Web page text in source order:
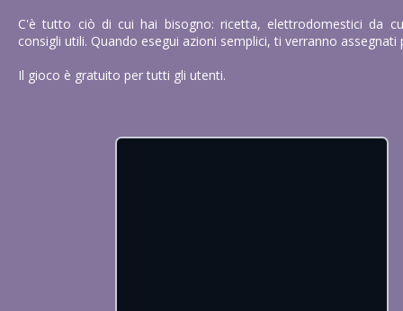
C'è tutto ciò di cui hai bisogno: ricetta, elettrodomestici da
consigli utili. Quando esegui azioni semplici, ti verranno assegnati
Il gioco è gratuito per tutti gli utenti.